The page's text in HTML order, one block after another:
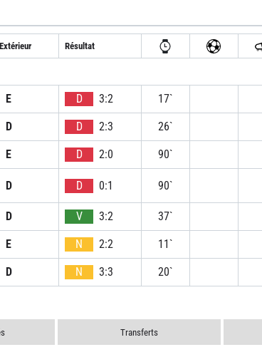
Résultat
E D 3:2 17`
D D 2:3 26`
E D 2:0 90`
D D 0:1 90`
D V 3:2 37`
E N 2:2 11`
D N 3:3 20`
Transferts